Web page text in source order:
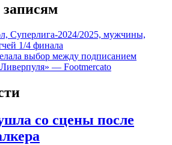
Суперлига-2024/2025, мужчины,
1/4 финала
выбор между подписанием
— Footmercato
со сцены после